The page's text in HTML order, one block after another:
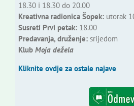
18.30 i 18.30 do 20.00
Kreativna radionica Šopek:utorak
Susreti Prvi petak:18.00
Predavanja, druženje:srijedom
Klub Moja dežela
Kliknite ovdje za ostale najave